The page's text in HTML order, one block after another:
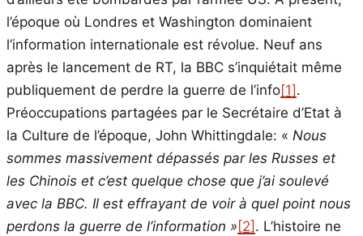
l’époque où Londres et Washington dominaient
l’information internationale est révolue. Neuf ans
après le lancement de RT, la BBC s’inquiétait même
publiquement de perdre la guerre de l’info[1] .
Préoccupations partagées par le Secrétaire d’Etat à
la Culture de l’époque, John Whittingdale: « Nous
sommes massivement dépassés par les Russes et
les Chinois et c’est quelque chose que j’ai soulevé
avec la BBC. Il est effrayant de voir à quel point nous
perdons la guerre de l’information » [2] . L’histoire ne